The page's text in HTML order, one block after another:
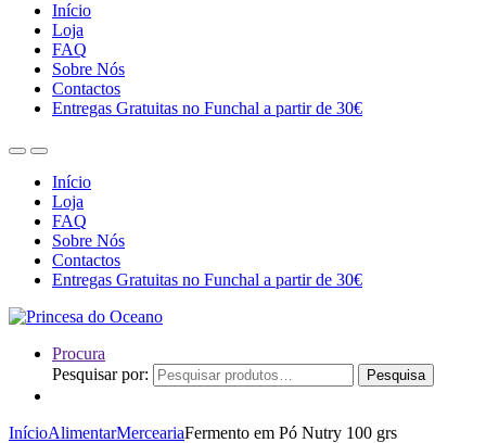
Início
Loja
FAQ
Sobre Nós
Contactos
Entregas Gratuitas no Funchal a partir de 30€
Início
Loja
FAQ
Sobre Nós
Contactos
Entregas Gratuitas no Funchal a partir de 30€
Procura
Pesquisar por:
Pesquisa
InícioAlimentarMerceariaFermento em Pó Nutry 100 grs